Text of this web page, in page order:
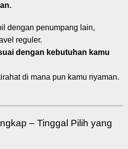
dengan penumpang lain,
reguler.
dengan kebutuhan kamu
di mana pun kamu nyaman.
– Tinggal Pilih yang